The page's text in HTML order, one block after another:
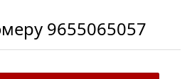
9655065057